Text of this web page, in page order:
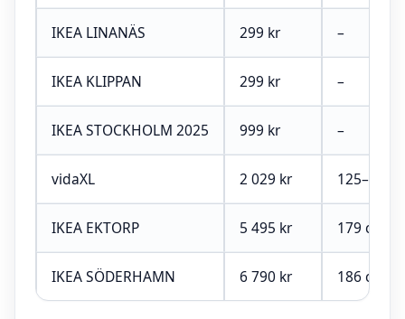
IKEA LINANÄS 299 kr –
IKEA KLIPPAN 299 kr –
IKEA STOCKHOLM 2025 999 kr –
vidaXL 2 029 kr 125–140
IKEA EKTORP 5 495 kr 179 cm
IKEA SÖDERHAMN 6 790 kr 186 cm